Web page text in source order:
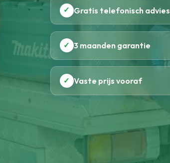
✓ Gratis telefonisch advies
✓ 3 maanden garantie
✓ Vaste prijs vooraf